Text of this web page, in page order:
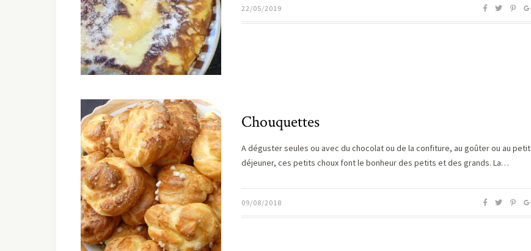
22/05/2019
Chouquettes
A déguster seules ou avec du chocolat ou de la confiture, au goûter ou au petit
déjeuner, ces petits choux font le bonheur des petits et des grands. La…
09/08/2018